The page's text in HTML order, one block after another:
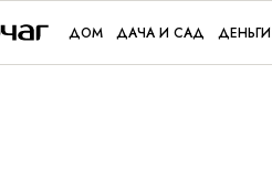
ДОМ ДАЧА И САД ДЕНЬГИ